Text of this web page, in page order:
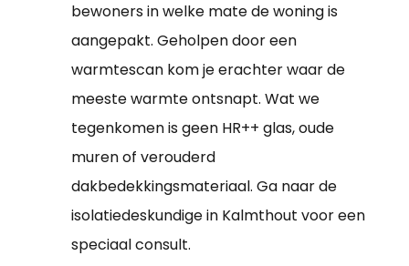
bewoners in welke mate de woning is
aangepakt. Geholpen door een
warmtescan kom je erachter waar de
meeste warmte ontsnapt. Wat we
tegenkomen is geen HR++ glas, oude
muren of verouderd
dakbedekkingsmateriaal. Ga naar de
isolatiedeskundige in Kalmthout voor een
speciaal consult.